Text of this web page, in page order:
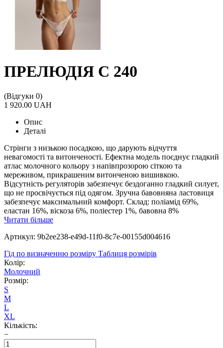
ПРЕЛЮДІЯ С 240
(Відгуки 0)
1 920.00 UAH
Опис
Деталі
Стрінги з низькою посадкою, що дарують відчуття
невагомості та витонченості. Ефектна модель поєднує гладкий
атлас молочного кольору з напівпрозорою сіткою та
мереживом, прикрашеним витонченою вишивкою.
Відсутність регуляторів забезпечує бездоганно гладкий силует,
що не просвічується під одягом. Зручна бавовняна ластовиця
забезпечує максимальний комфорт. Склад: поліамід 69%,
еластан 16%, віскоза 6%, поліестер 1%, бавовна 8%
Читати більше
Артикул: 9b2ee238-e49d-11f0-8c7e-00155d004616
Гід по визначенню розміру Таблиця розмірів
Колір:
Молочний
Розмір:
S
M
L
XL
Кількість:
−